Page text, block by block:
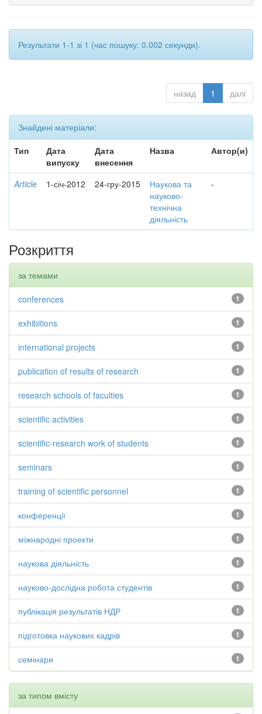
Результати 1-1 зі 1 (час пошуку: 0.002 секунди).
назад 1 далі
Знайдені матеріали:
Тип
Дата
випуску
Дата
внесення
Назва Автор(и)
Article 1-січ-2012 24-гру-2015
Наукова та
науково-
технічна
діяльність
-
Розкриття
за темами
1
conferences
1
exhibitions
1
international projects
1
publication of results of research
1
research schools of faculties
1
scientific activities
1
scientific-research work of students
1
seminars
1
training of scientific personnel
1
конференції
1
міжнародні проекти
1
наукова діяльність
1
науково-дослідна робота студентів
1
публікація результатів НДР
1
підготовка наукових кадрів
1
семінари
за типом вмісту